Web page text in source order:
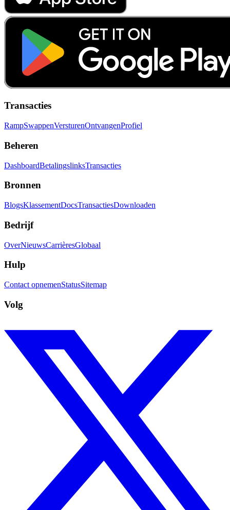
Transacties
RampSwappenVersturenOntvangenProfiel
Beheren
DashboardBetalingslinksTransacties
Bronnen
BlogsKlassementDocsTransactiesDownloaden
Bedrijf
OverNieuwsCarrièresGlobaal
Hulp
Contact opnemenStatusSitemap
Volg